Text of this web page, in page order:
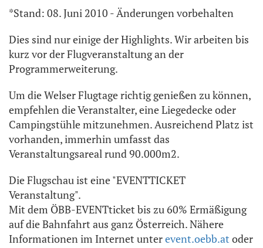
*Stand: 08. Juni 2010 - Änderungen vorbehalten
Dies sind nur einige der Highlights. Wir arbeiten bis
kurz vor der Flugveranstaltung an der
Programmerweiterung.
Um die Welser Flugtage richtig genießen zu können,
empfehlen die Veranstalter, eine Liegedecke oder
Campingstühle mitzunehmen. Ausreichend Platz ist
vorhanden, immerhin umfasst das
Veranstaltungsareal rund 90.000m2.
Die Flugschau ist eine "EVENTTICKET
Veranstaltung".
Mit dem ÖBB-EVENTticket bis zu 60% Ermäßigung
auf die Bahnfahrt aus ganz Österreich. Nähere
Informationen im Internet unterevent.oebb.at oder